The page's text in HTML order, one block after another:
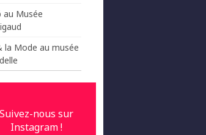
au Musée
la Mode au musée
Suivez-nous sur
Instagram !